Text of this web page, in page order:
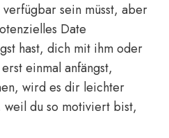
sein müsst, aber
Date
hast, dich mit ihm oder
einmal anfängst,
wird es dir leichter
du so motiviert bist,